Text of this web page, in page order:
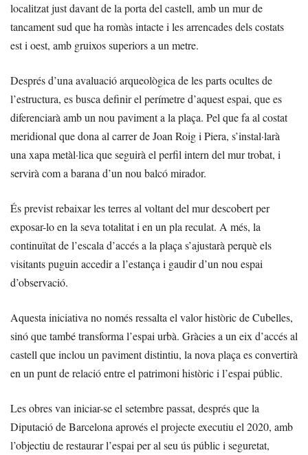
localitzat just davant de la porta del castell, amb un mur de
tancament sud que ha romàs intacte i les arrencades dels costats
est i oest, amb gruixos superiors a un metre.
Després d’una avaluació arqueològica de les parts ocultes de
l’estructura, es busca definir el perímetre d’aquest espai, que es
diferenciarà amb un nou paviment a la plaça. Pel que fa al costat
meridional que dona al carrer de Joan Roig i Piera, s’instal·larà
una xapa metàl·lica que seguirà el perfil intern del mur trobat, i
servirà com a barana d’un nou balcó mirador.
És previst rebaixar les terres al voltant del mur descobert per
exposar-lo en la seva totalitat i en un pla reculat. A més, la
continuïtat de l’escala d’accés a la plaça s’ajustarà perquè els
visitants puguin accedir a l’estança i gaudir d’un nou espai
d’observació.
Aquesta iniciativa no només ressalta el valor històric de Cubelles,
sinó que també transforma l’espai urbà. Gràcies a un eix d’accés al
castell que inclou un paviment distintiu, la nova plaça es convertirà
en un punt de relació entre el patrimoni històric i l’espai públic.
Les obres van iniciar-se el setembre passat, després que la
Diputació de Barcelona aprovés el projecte executiu el 2020, amb
l’objectiu de restaurar l’espai per al seu ús públic i seguretat,